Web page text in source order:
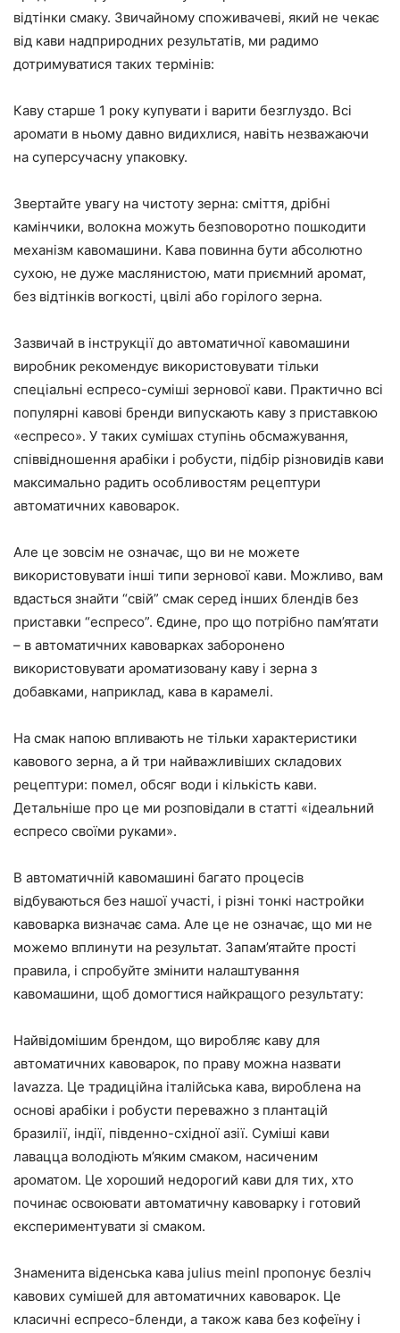
відтінки смаку. Звичайному споживачеві, який не чекає
від кави надприродних результатів, ми радимо
дотримуватися таких термінів:
Каву старше 1 року купувати і варити безглуздо. Всі
аромати в ньому давно видихлися, навіть незважаючи
на суперсучасну упаковку.
Звертайте увагу на чистоту зерна: сміття, дрібні
камінчики, волокна можуть безповоротно пошкодити
механізм кавомашини. Кава повинна бути абсолютно
сухою, не дуже маслянистою, мати приємний аромат,
без відтінків вогкості, цвілі або горілого зерна.
Зазвичай в інструкції до автоматичної кавомашини
виробник рекомендує використовувати тільки
спеціальні еспресо-суміші зернової кави. Практично всі
популярні кавові бренди випускають каву з приставкою
«еспресо». У таких сумішах ступінь обсмажування,
співвідношення арабіки і робусти, підбір різновидів кави
максимально радить особливостям рецептури
автоматичних кавоварок.
Але це зовсім не означає, що ви не можете
використовувати інші типи зернової кави. Можливо, вам
вдасться знайти “свій” смак серед інших блендів без
приставки “еспресо”. Єдине, про що потрібно пам’ятати
– в автоматичних кавоварках заборонено
використовувати ароматизовану каву і зерна з
добавками, наприклад, кава в карамелі.
На смак напою впливають не тільки характеристики
кавового зерна, а й три найважливіших складових
рецептури: помел, обсяг води і кількість кави.
Детальніше про це ми розповідали в статті «ідеальний
еспресо своїми руками».
В автоматичній кавомашині багато процесів
відбуваються без нашої участі, і різні тонкі настройки
кавоварка визначає сама. Але це не означає, що ми не
можемо вплинути на результат. Запам’ятайте прості
правила, і спробуйте змінити налаштування
кавомашини, щоб домогтися найкращого результату:
Найвідомішим брендом, що виробляє каву для
автоматичних кавоварок, по праву можна назвати
lavazza. Це традиційна італійська кава, вироблена на
основі арабіки і робусти переважно з плантацій
бразилії, індії, південно-східної азії. Суміші кави
лавацца володіють м’яким смаком, насиченим
ароматом. Це хороший недорогий кави для тих, хто
починає освоювати автоматичну кавоварку і готовий
експериментувати зі смаком.
Знаменита віденська кава julius meinl пропонує безліч
кавових сумішей для автоматичних кавоварок. Це
класичні еспресо-бленди, а також кава без кофеїну і